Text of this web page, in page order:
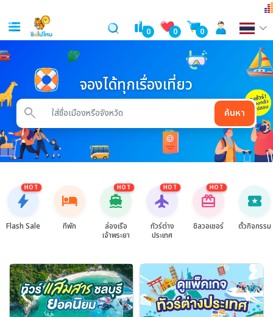
0 0 0
จองได้ทุกเรื่องเที่ยว
search ค้นหา
bolt
HOT
Flash Sale
hotel
ที่พัก
directions_boat
HOT
ล่องเรือ
เจ้าพระยา
flight
HOT
ทัวร์ต่าง
ประเทศ
card_giftcard
HOT
ชิลวอเชอร์
local_activity
ตั๋วกิจกรรม
‹ ›